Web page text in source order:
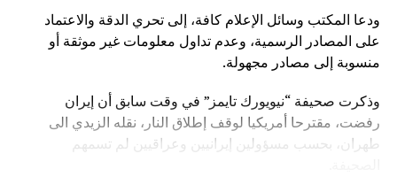
ودعا المكتب وسائل الإعلام كافة، إلى تحري الدقة والاعتماد
على المصادر الرسمية، وعدم تداول معلومات غير موثقة أو
منسوبة إلى مصادر مجهولة.
وذكرت صحيفة “نيويورك تايمز” في وقت سابق أن إيران
رفضت، مقترحا أمريكيا لوقف إطلاق النار، نقله الزيدي الى
طهران، بحسب مسؤولين إيرانيين وعراقيين لم تسمهم